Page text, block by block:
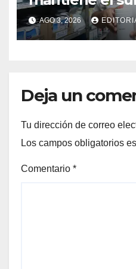
médicas
AGO 3, 2026
Deja un
Tu dirección de correo
Los campos obligatorios
Comentario *